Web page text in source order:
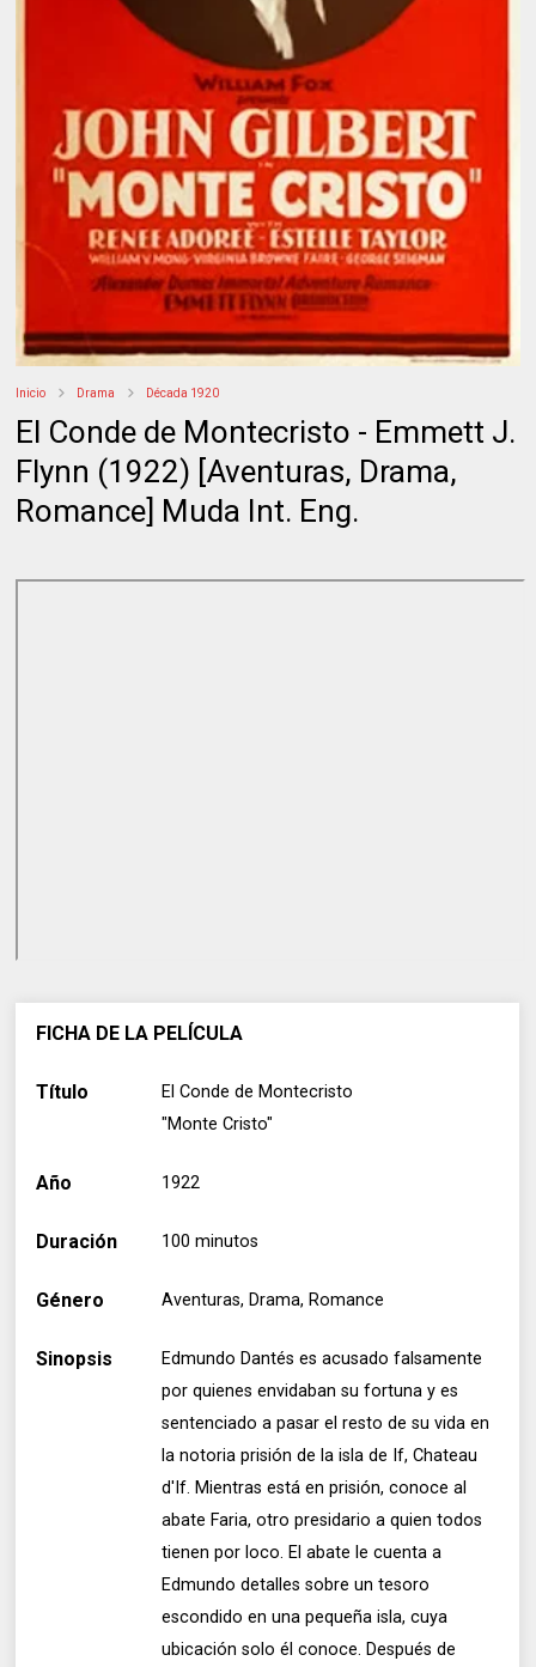
Inicio Drama Década 1920
El Conde de Montecristo - Emmett J.
Flynn (1922) [Aventuras, Drama,
Romance] Muda Int. Eng.
FICHA DE LA PELÍCULA
Título
El Conde de Montecristo
"Monte Cristo"
Año 1922
Duración 100 minutos
Género Aventuras, Drama, Romance
Sinopsis
Edmundo Dantés es acusado falsamente
por quienes envidaban su fortuna y es
sentenciado a pasar el resto de su vida en
la notoria prisión de la isla de If, Chateau
d'If. Mientras está en prisión, conoce al
abate Faria, otro presidario a quien todos
tienen por loco. El abate le cuenta a
Edmundo detalles sobre un tesoro
escondido en una pequeña isla, cuya
ubicación solo él conoce. Después de